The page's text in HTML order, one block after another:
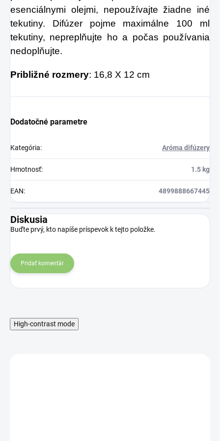
esenciálnymi olejmi, nepoužívajte žiadne iné
tekutiny. Difúzer pojme maximálne 100 ml
tekutiny, nepreplňujte ho a počas používania
nedoplňujte.
Približné rozmery: 16,8 X 12 cm
Dodatočné parametre
Kategória: Aróma difúzery
Hmotnosť: 1.5 kg
EAN: 4899888667445
Diskusia
Buďte prvý, kto napíše príspevok k tejto položke.
Pridať komentár
High-contrast mode